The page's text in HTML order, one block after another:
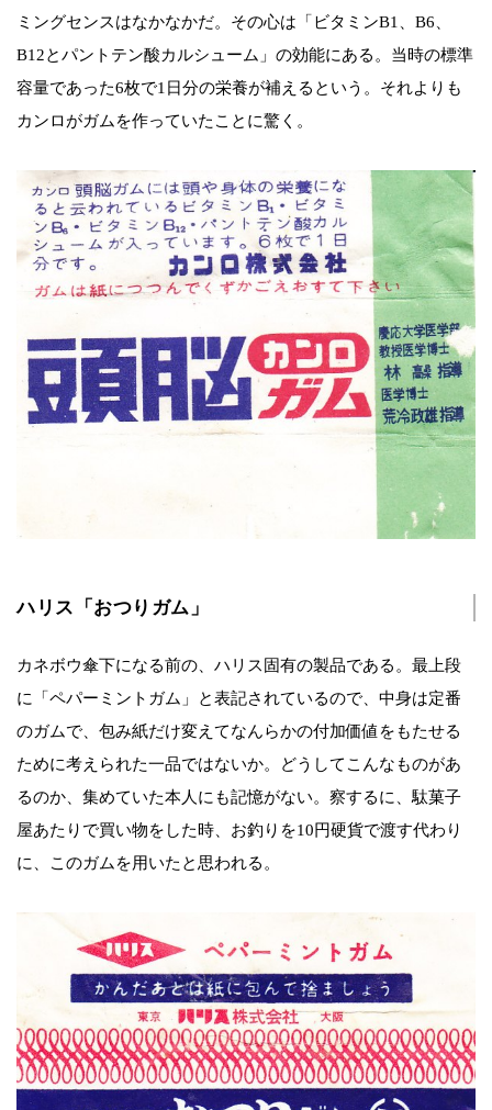
ミングセンスはなかなかだ。その心は「ビタミンB1、B6、
B12とパントテン酸カルシューム」の効能にある。当時の標準
容量であった6枚で1日分の栄養が補えるという。それよりも
カンロがガムを作っていたことに驚く。
ハリス「おつりガム」
カネボウ傘下になる前の、ハリス固有の製品である。最上段
に「ペパーミントガム」と表記されているので、中身は定番
のガムで、包み紙だけ変えてなんらかの付加価値をもたせる
ために考えられた一品ではないか。どうしてこんなものがあ
るのか、集めていた本人にも記憶がない。察するに、駄菓子
屋あたりで買い物をした時、お釣りを10円硬貨で渡す代わり
に、このガムを用いたと思われる。